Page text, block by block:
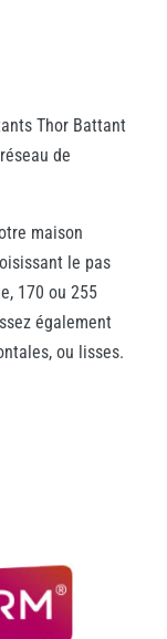
Thor Battant
de
maison
le pas
170 ou 255
également
ou lisses.